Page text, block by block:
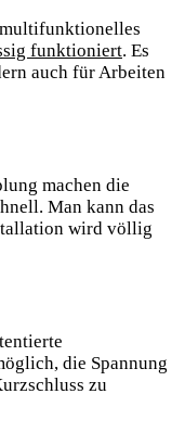
funktioniert. Es
auch für Arbeiten
machen die
Man kann das
wird völlig
die Spannung
zu